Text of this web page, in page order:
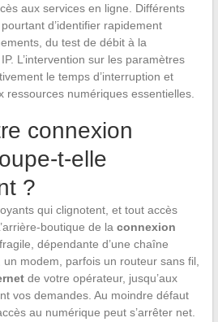
aux services en ligne. Différents
d’identifier rapidement
du test de débit à la
L’intervention sur les paramètres
le temps d’interruption et
ressources numériques essentielles.
connexion
t-elle
?
qui clignotent, et tout accès
boutique de la connexion
dépendante d’une chaîne
un modem, parfois un routeur sans fil,
de votre opérateur, jusqu’aux
vos demandes. Au moindre défaut
au numérique peut s’arrêter net.